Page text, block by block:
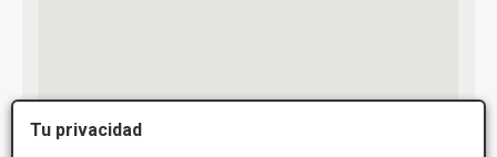
Tu privacidad
OurenseAv/ Habana 21 bajo